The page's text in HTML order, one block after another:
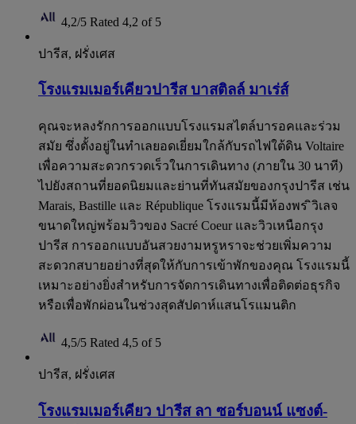
4,2/5 Rated 4,2 of 5
ปารีส, ฝรั่งเศส
โรงแรมเมอร์เคียวปารีส บาสติลล์ มาเร่ส์
คุณจะหลงรักการออกแบบโรงแรมสไตล์บารอคและร่วม
สมัย ซึ่งตั้งอยู่ในทำเลยอดเยี่ยมใกล้กับรถไฟใต้ดิน Voltaire
เพื่อความสะดวกรวดเร็วในการเดินทาง (ภายใน 30 นาที)
ไปยังสถานที่ยอดนิยมและย่านที่ทันสมัยของกรุงปารีส เช่น
Marais, Bastille และ République โรงแรมนี้มีห้องพร ิวิเลจ
ขนาดใหญ่พร้อมวิวของ Sacré Coeur และวิวเหนือกรุง
ปารีส การออกแบบอันสวยงามหรูหราจะช่วยเพิ่มความ
สะดวกสบายอย่างที่สุดให้กับการเข้าพักของคุณ โรงแรมนี้
เหมาะอย่างยิ่งสำหรับการจัดการเดินทางเพื่อติดต่อธุรกิจ
หรือเพื่อพักผ่อนในช่วงสุดสัปดาห์แสนโรแมนติก
4,5/5 Rated 4,5 of 5
ปารีส, ฝรั่งเศส
โรงแรมเมอร์เคียว ปารีส ลา ซอร์บอนน์ แซงต์-